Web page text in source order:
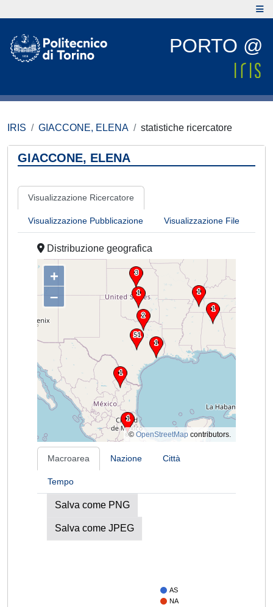
PORTO @
IRIS GIACCONE, ELENA statistiche ricercatore
GIACCONE, ELENA
Visualizzazione Ricercatore
Visualizzazione Pubblicazione Visualizzazione File
Distribuzione geografica
+
–
© OpenStreetMap contributors.
Macroarea Nazione Città
Tempo
Salva come PNG
Salva come JPEG
AS
NA